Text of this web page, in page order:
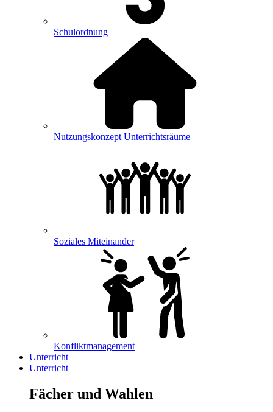
Schulordnung
Nutzungskonzept Unterrichtsräume
Soziales Miteinander
Konfliktmanagement
Unterricht
Unterricht
Fächer und Wahlen